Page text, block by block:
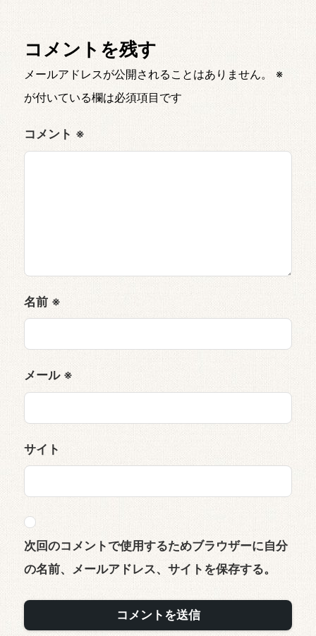
コメントを残す
メールアドレスが公開されることはありません。
※
が付いている欄は必須項目です
コメント ※
名前 ※
メール ※
サイト
次回のコメントで使用するためブラウザーに自分
の名前、メールアドレス、サイトを保存する。